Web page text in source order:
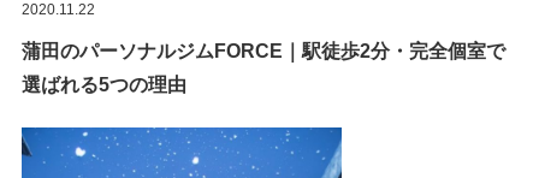
2020.11.22
蒲田のパーソナルジムFORCE｜駅徒歩2分・完全個室で
選ばれる5つの理由